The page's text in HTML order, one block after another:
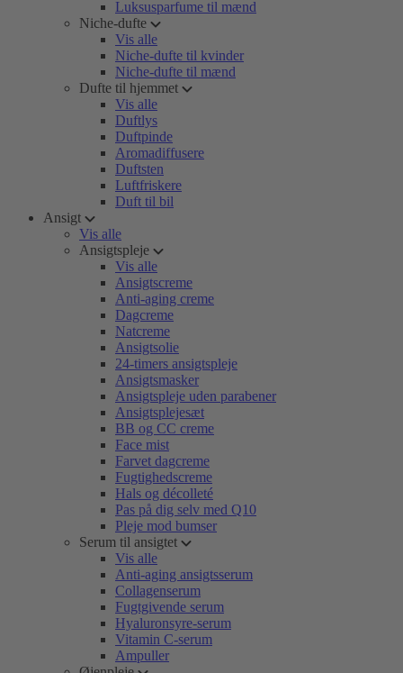
Luksusparfume til mænd
Niche-dufte
Vis alle
Niche-dufte til kvinder
Niche-dufte til mænd
Dufte til hjemmet
Vis alle
Duftlys
Duftpinde
Aromadiffusere
Duftsten
Luftfriskere
Duft til bil
Ansigt
Vis alle
Ansigtspleje
Vis alle
Ansigtscreme
Anti-aging creme
Dagcreme
Natcreme
Ansigtsolie
24-timers ansigtspleje
Ansigtsmasker
Ansigtspleje uden parabener
Ansigtsplejesæt
BB og CC creme
Face mist
Farvet dagcreme
Fugtighedscreme
Hals og décolleté
Pas på dig selv med Q10
Pleje mod bumser
Serum til ansigtet
Vis alle
Anti-aging ansigtsserum
Collagenserum
Fugtgivende serum
Hyaluronsyre-serum
Vitamin C-serum
Ampuller